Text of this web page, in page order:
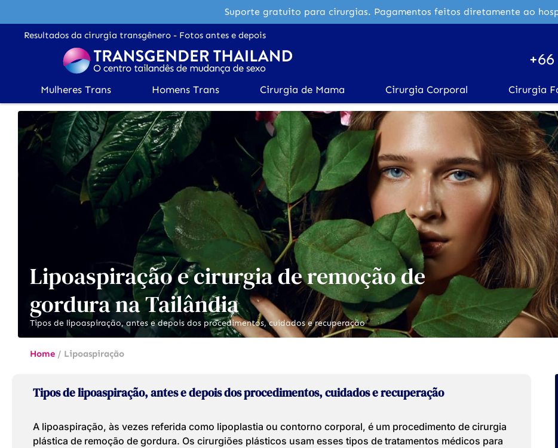
Suporte gratuito para cirurgias. Pagamentos feitos diretamente ao
Resultados da cirurgia transgênero - Fotos antes e depois
Mulheres Trans Homens Trans Cirurgia de Mama Cirurgia Corporal Cirurgia
Lipoaspiração e cirurgia de remoção de
gordura na Tailândia
Tipos de lipoaspiração, antes e depois dos procedimentos, cuidados e recuperação
Home / Lipoaspiração
Tipos de lipoaspiração, antes e depois dos procedimentos, cuidados e recuperação
A lipoaspiração, às vezes referida como lipoplastia ou contorno corporal, é um procedimento de cirurgia
plástica de remoção de gordura. Os cirurgiões plásticos usam esses tipos de tratamentos médicos para